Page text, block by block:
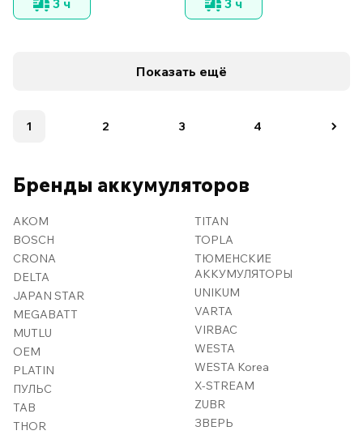
3 ч 3 ч
Показать ещё
1 2 3 4
Бренды аккумуляторов
AKOM
BOSCH
CRONA
DELTA
JAPAN STAR
MEGABATT
MUTLU
OEM
PLATIN
ПУЛЬС
TAB
THOR
TITAN
TOPLA
ТЮМЕНСКИЕ
АККУМУЛЯТОРЫ
UNIKUM
VARTA
VIRBAC
WESTA
WESTA Korea
X-STREAM
ZUBR
ЗВЕРЬ